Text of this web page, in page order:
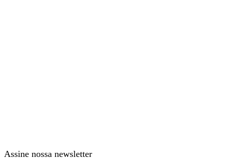
Assine nossa newsletter